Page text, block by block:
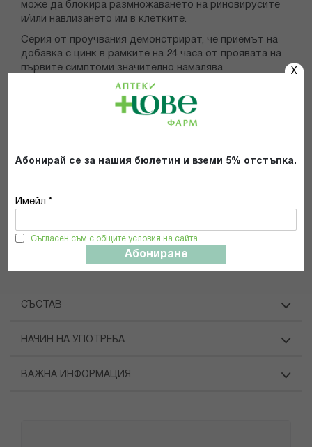
X
Абонирай се за нашия бюлетин и вземи 5% отстъпка.
Имейл *
Съгласен съм с общите условия на сайта
Абониране
може да блокира размножаването на риновирусите
и/или навлизането им в клетките.
Серия от проучвания демонстрират, че приемът на
добавка с цинк в рамките на 24 часа от проявата на
първите симптоми значително намалява
продължителността на боледуване от настинка.
Мед (меден глюконат)
Медът е метал с изразена антиоксидантна
съзряването на червените и белите кръвни клетки,
развитието на мозъка, метаболизма на глюкоза и
функция.
СЪСТАВ
НАЧИН НА УПОТРЕБА
ВАЖНА ИНФОРМАЦИЯ